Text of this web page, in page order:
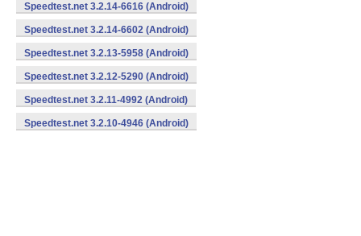
Speedtest.net 3.2.14-6616 (Android)
Speedtest.net 3.2.14-6602 (Android)
Speedtest.net 3.2.13-5958 (Android)
Speedtest.net 3.2.12-5290 (Android)
Speedtest.net 3.2.11-4992 (Android)
Speedtest.net 3.2.10-4946 (Android)